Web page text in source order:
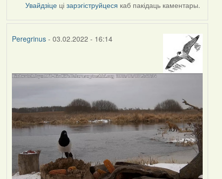
Увайдзіце цізарэгіструйцеся каб пакідаць каментары.
Peregrinus- 03.02.2022 - 16:14